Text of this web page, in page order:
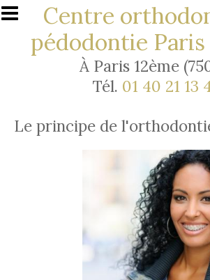
Aller au contenu principal
Centre
pédodontie
À Paris 12ème
Tél. 01 40 21 13
Le principe de